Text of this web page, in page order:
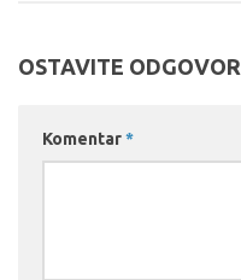
OSTAVITE ODGOVOR
Komentar*